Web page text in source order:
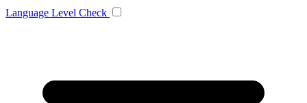
Language Level Check